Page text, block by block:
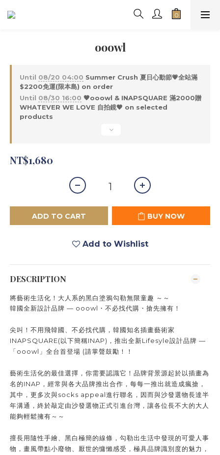
ooowl
Until 08/20 04:00 Summer Crush 夏日心動節💗全站滿
$2200免運(限本島) on order
Until 08/30 16:00 🖤ooowl & INAPSQUARE 滿2000贈
WHATEVER WE LOVE 自拍鏡🖤 on selected
products
NT$1,680
ADD TO CART BUY NOW
Add to Wishlist
DESCRIPTION
將藝術生活化！大人系的黑白塗鴉勾勒無限童趣 ～～
韓國全新設計品牌 — ooowl・不必找代購・搶先擁有！
尖叫！不用飛韓國、不必找代購，韓國知名插畫藝術家
INAPSQUARE(以下簡稱INAP)，推出全新Lifesyle設計品牌 —
「ooowl」全台首登場 (請掌聲鼓勵！！
藝術生活化的最佳選擇，你需要認識它！品牌背景源起於以插畫為
名的INAP，經常與各大品牌推出合作，每每一推出就造成瘋搶，
其中，更多次與socks appeal進行聯名，因而與沙發選物長達半
年溝通，終於敲定由沙發選物正式引進台灣，讓各位長不大的大人
能夠輕鬆擁有～～
擅長用隨性手繪、黑白極簡的線條，勾勒出生活中發現的可愛人事
物，畫風帶點小廢物、厭世的慵懶感受，極具品牌識別度的魅力，